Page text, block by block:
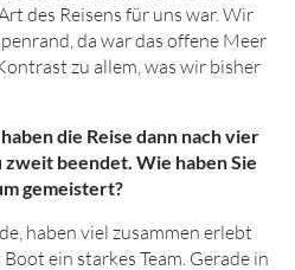
des Reisens für uns war. Wir
da war das offene Meer
zu allem, was wir bisher
die Reise dann nach vier
beendet. Wie haben Sie
gemeistert?
haben viel zusammen erlebt
ein starkes Team. Gerade in